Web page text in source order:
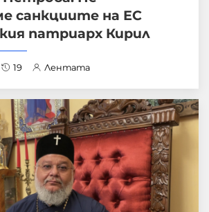
санкциите на ЕС
патриарх Кирил
19 Лентата